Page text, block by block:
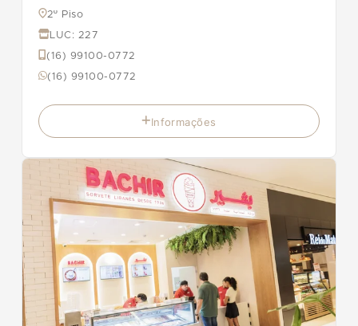
2º Piso
LUC: 227
(16) 99100-0772
(16) 99100-0772
Informações